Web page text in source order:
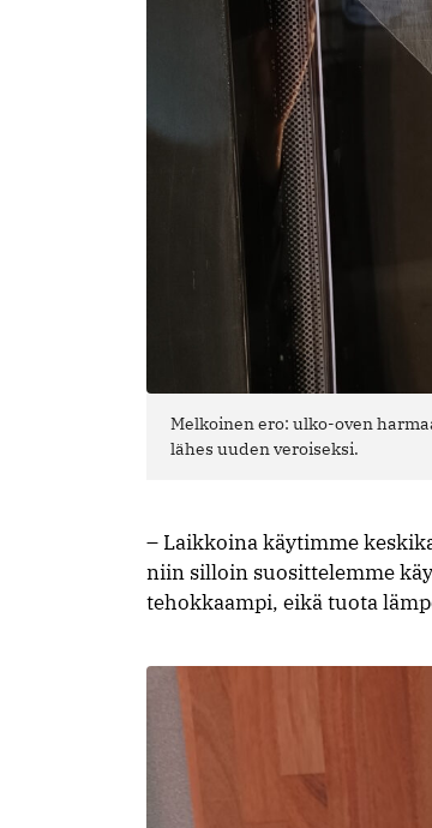
Melkoinen ero: ulko-oven
lähes uuden veroiseksi.
– Laikkoina käytimme
niin silloin suosittelemme
tehokkaampi, eikä tuota